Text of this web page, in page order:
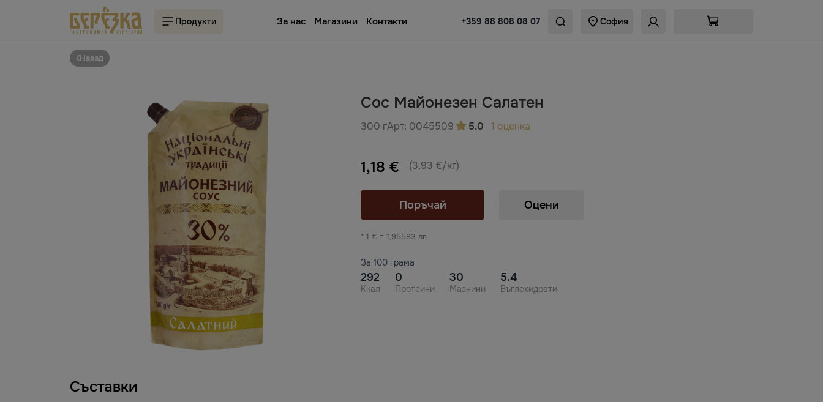
Продукти За нас Магазини Контакти +359 88 808 08 07 София
Назад
Сос Майонезен Салатен
300 гАрт: 0045509 5.0 1 оценка
1,18 € (3,93 €/кг)
Поръчай Оцени
* 1 € = 1,95583 лв
За 100 грама
292
Ккал
0
Протеини
30
Мазнини
5.4
Въглехидрати
Съставки